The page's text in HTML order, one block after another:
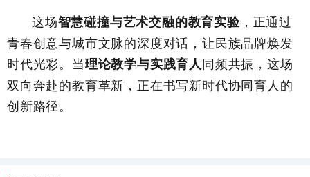
这场智慧碰撞与艺术交融的教育实验，正通过
青春创意与城市文脉的深度对话，让民族品牌焕发
时代光彩。当理论教学与实践育人同频共振，这场
双向奔赴的教育革新，正在书写新时代协同育人的
创新路径。